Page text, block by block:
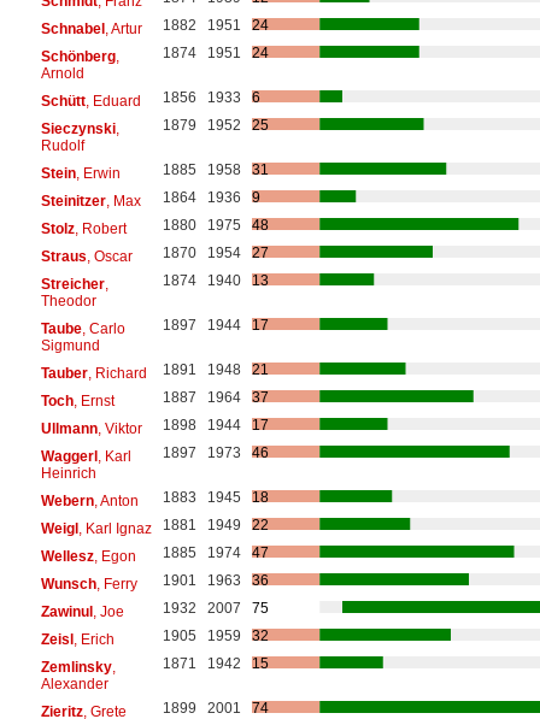
Schnabel, Artur 1882 1951
24
Schönberg,
Arnold
1874 1951 24
Schütt, Eduard 1856 1933
6
Sieczynski,
Rudolf
1879 1952 25
Stein, Erwin 1885 1958
31
Steinitzer, Max 1864 1936
9
Stolz, Robert 1880 1975
48
Straus , Oscar 1870 1954
27
Streicher,
Theodor
1874 1940 13
Taube, Carlo
Sigmund
1897 1944 17
Tauber, Richard 1891 1948
21
Toch, Ernst 1887 1964
37
Ullmann, Viktor 1898 1944
17
Waggerl, Karl
Heinrich
1897 1973 46
Webern, Anton 1883 1945
18
Weigl, Karl Ignaz 1881 1949
22
Wellesz, Egon 1885 1974
47
Wunsch, Ferry 1901 1963
36
Zawinul, Joe 1932 2007
75
Zeisl, Erich 1905 1959
32
Zemlinsky,
Alexander
1871 1942 15
Zieritz, Grete 1899 2001
74